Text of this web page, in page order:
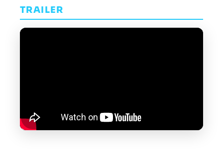
TRAILER